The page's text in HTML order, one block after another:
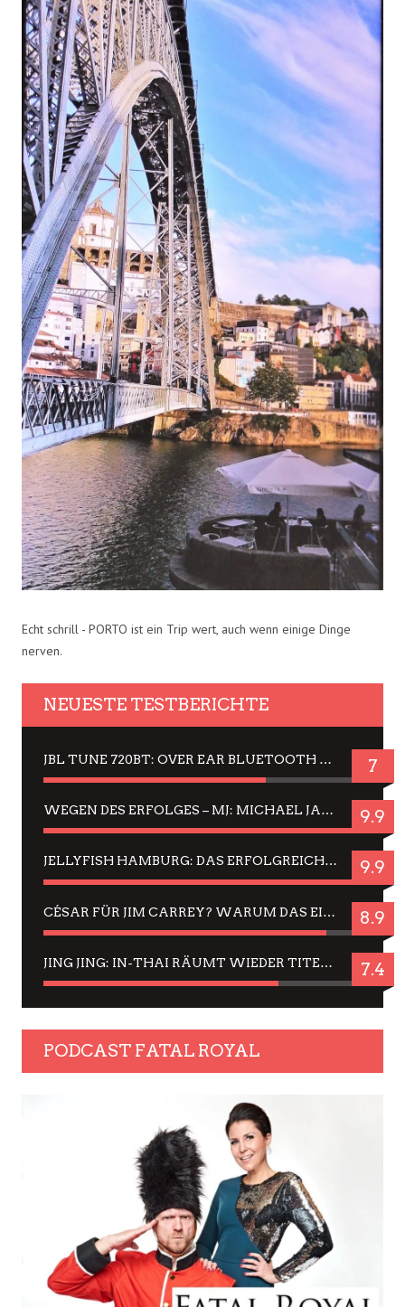
Echt schrill - PORTO ist ein Trip wert, auch wenn einige Dinge
nerven.
NEUESTE TESTBERICHTE
JBL TUNE 720BT: OVER EAR BLUETOOTH KOPFHÖRER UM DIE 50,-€ IM DAUER-TEST 7
WEGEN DES ERFOLGES – MJ: MICHAEL JACKSON MUSICAL IN EINER MATINEE SEHEN 9.9
JELLYFISH HAMBURG: DAS ERFOLGREICHE SOMMER-MENÜ 2025 IN GEFÜHLEN UND BILDERN 9.9
CÉSAR FÜR JIM CARREY? WARUM DAS EINER DER NERVIGSTEN ACTORS IST UND BLEIBT 8.9
JING JING: IN-THAI RÄUMT WIEDER TITEL AB – EIN ZWEI-STUNDEN-ERLEBNISBERICHT 7.4
PODCAST FATAL ROYAL